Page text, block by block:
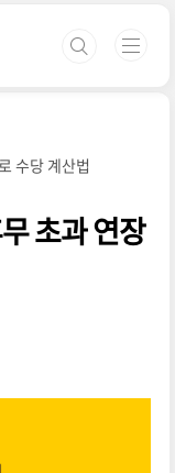
수당 계산법
초과 연장